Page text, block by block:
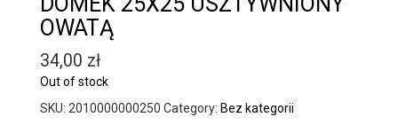
OWATĄ
34,00 zł
Out of stock
SKU: 2010000000250 Category: Bez kategorii